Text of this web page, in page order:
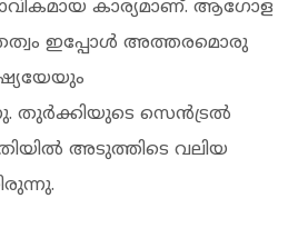
കാര്യമാണ്. ആഗോള
ഇപ്പോൾ അത്തരമൊരു
തുർക്കിയുടെ സെൻട്രൽ
അടുത്തിടെ വലിയ